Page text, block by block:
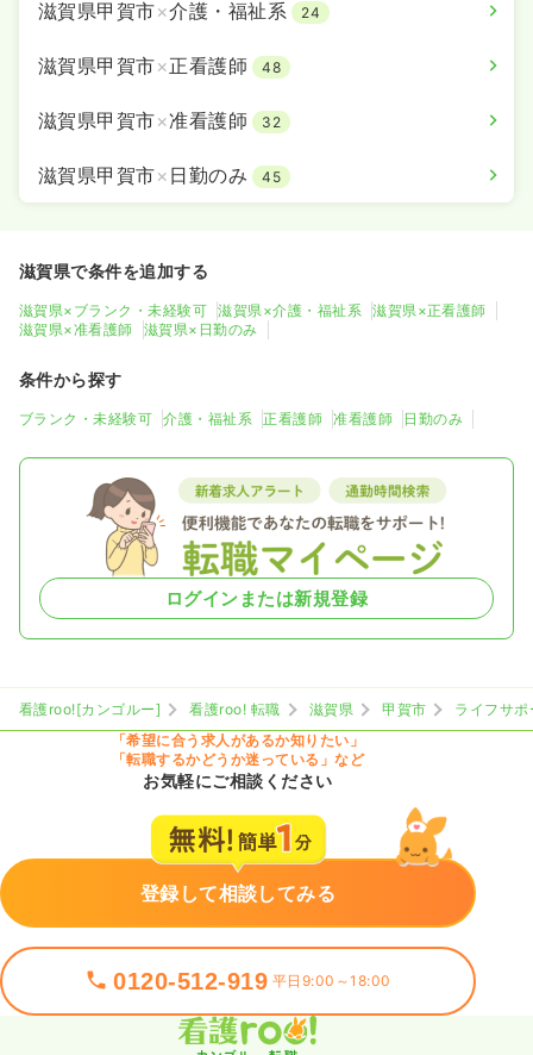
滋賀県甲賀市×介護・福祉系 24
滋賀県甲賀市×正看護師 48
滋賀県甲賀市×准看護師 32
滋賀県甲賀市× 日勤のみ 45
滋賀県で条件を追加する
滋賀県×ブランク・未経験可 滋賀県×介護・福祉系
滋賀県×正看護師
滋賀県×准看護師
滋賀県×日勤のみ
条件から探す
ブランク・未経験可 介護・福祉系 正看護師 准看護師 日勤のみ
ログインまたは新規登録
看護roo![カンゴルー] 看護roo! 転職 滋賀県 甲賀市
ライフサ
「希望に合う求人があるか知りたい」
「転職するかどうか迷っている」など
お気軽にご相談ください
登録して相談してみる
0120-512-919 平日9:00～18:00